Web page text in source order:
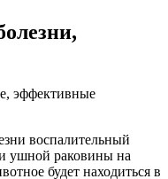
эффективные
воспалительный
ушной раковины на
будет находиться в